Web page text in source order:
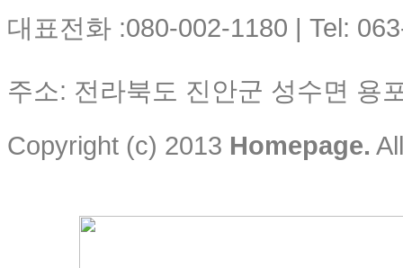
대표전화 :080-002-1180 | Tel:
주소: 전라북도 진안군 성수면 용
Copyright (c) 2013 Homepage.